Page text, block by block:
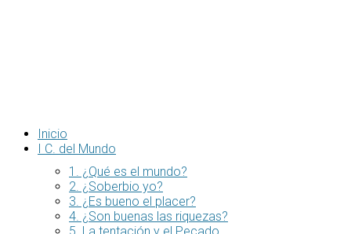
Inicio
I C. del Mundo
1. ¿Qué es el mundo?
2. ¿Soberbio yo?
3. ¿Es bueno el placer?
4. ¿Son buenas las riquezas?